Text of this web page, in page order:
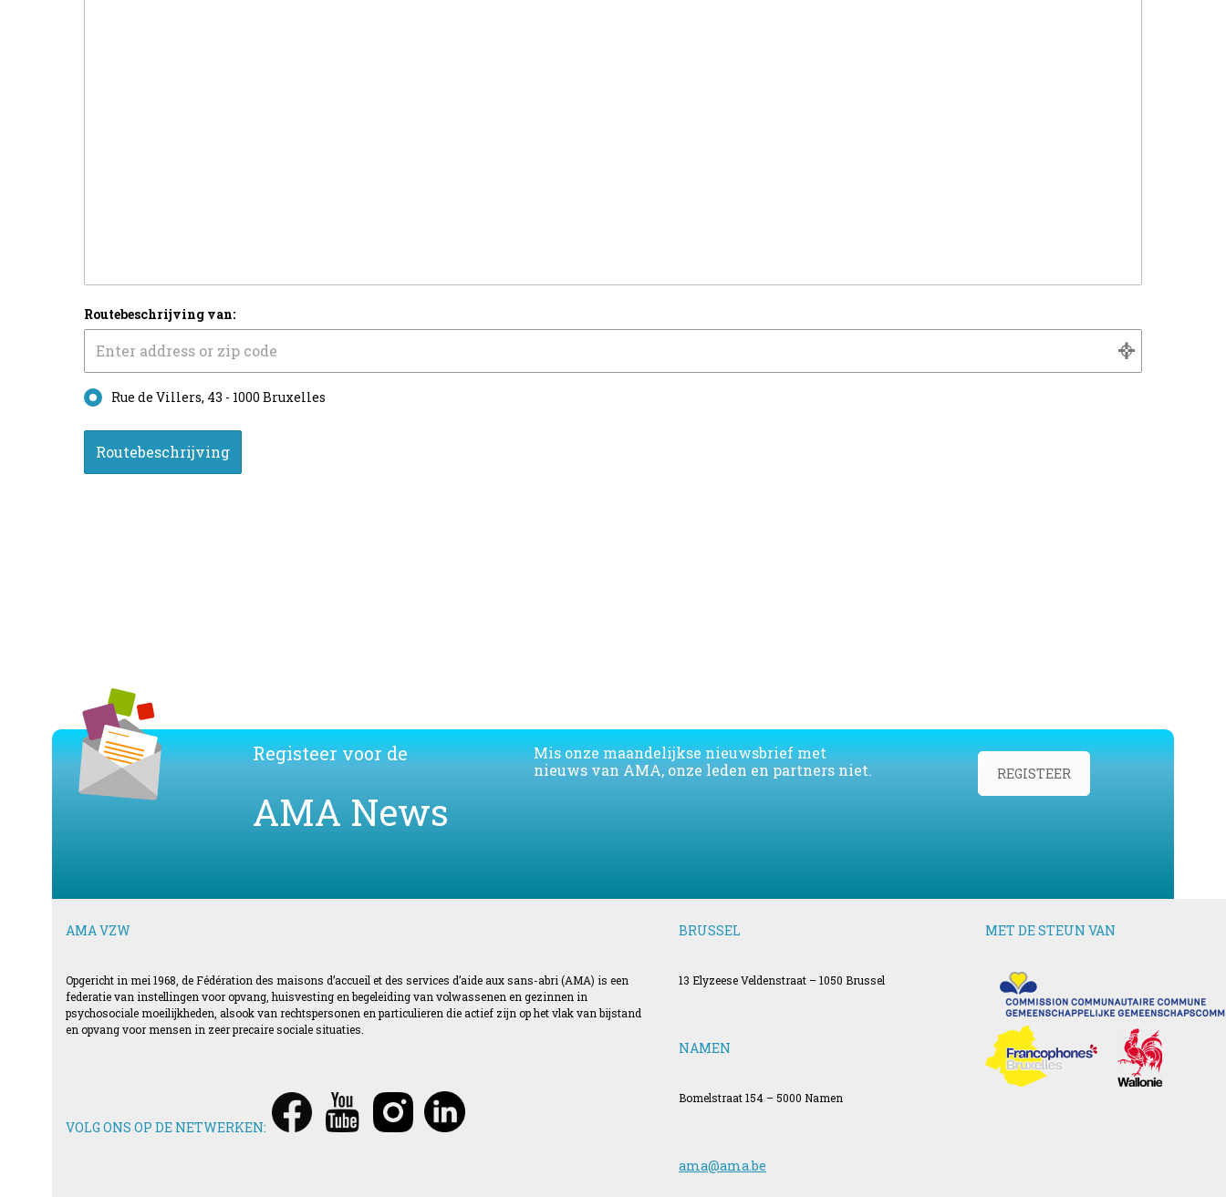
Routebeschrijving van:
Rue de Villers, 43 - 1000 Bruxelles
Registeer voor de
AMA News
Mis onze maandelijkse nieuwsbrief met
nieuws van AMA, onze leden en partners niet.
REGISTEER
AMA VZW
Opgericht in mei 1968, de Fédération des maisons d’accueil et des services d’aide aux sans-abri (AMA) is een
federatie van instellingen voor opvang, huisvesting en begeleiding van volwassenen en gezinnen in
psychosociale moeilijkheden, alsook van rechtspersonen en particulieren die actief zijn op het vlak van bijstand
en opvang voor mensen in zeer precaire sociale situaties.
VOLG ONS OP DE NETWERKEN:
BRUSSEL
13 Elyzeese Veldenstraat – 1050 Brussel
NAMEN
Bomelstraat 154 – 5000 Namen
ama@ama.be
MET DE STEUN VAN